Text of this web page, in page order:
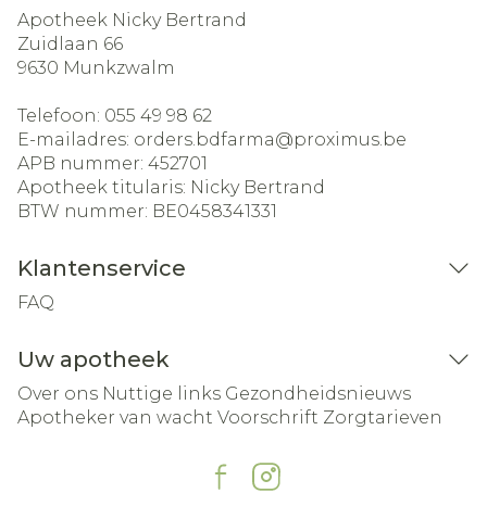
Apotheek Nicky Bertrand
Zuidlaan 66
9630 Munkzwalm
Telefoon: 055 49 98 62
E-mailadres: orders.bdfarma@proximus.be
APB nummer: 452701
Apotheek titularis: Nicky Bertrand
BTW nummer: BE0458341331
Klantenservice
FAQ
Uw apotheek
Over ons Nuttige links Gezondheidsnieuws
Apotheker van wacht Voorschrift Zorgtarieven